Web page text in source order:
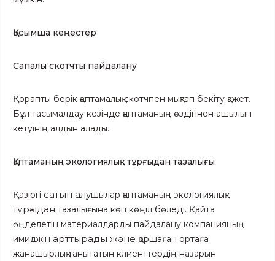
Қосымша кеңестер
Сапалы скотчты пайдалану
Қорапты берік қаптамалық скотчпен мықтап бекіту қажет.
Бұл тасымалдау кезінде қаптаманың өздігінен ашылып
кетуінің алдын алады.
Қаптаманың экологиялықтұрғыдан тазалығы
Қазіргі сатып алушылар қаптаманың экологиялық
тұрғыдан тазалығына көп көңіл бөледі. Қайта
өңделетін материалдарды пайдалану компанияның
имиджін арттырады және қоршаған ортаға
жанашырлық танытатын клиенттердің назарын